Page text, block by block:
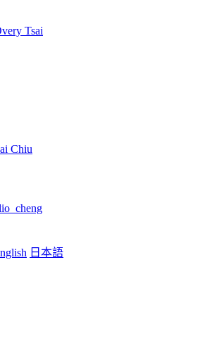
Tsai
Chiu
日本語